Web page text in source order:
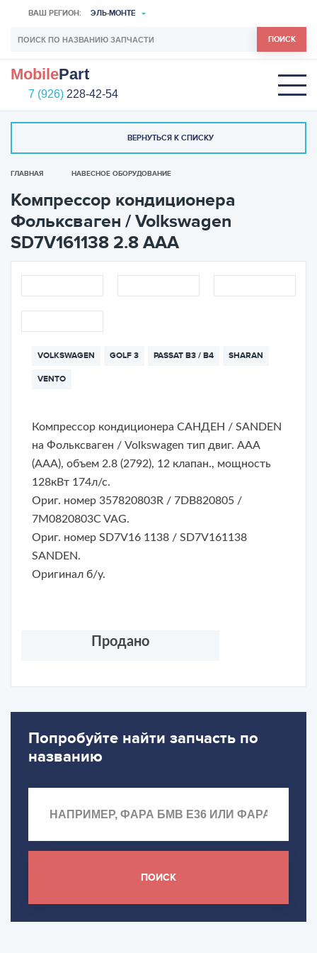
ВАШ РЕГИОН: ЭЛЬ-МОНТЕ
ПОИСК
MobilePart
7 (926) 228-42-54
ВЕРНУТЬСЯ К СПИСКУ
ГЛАВНАЯ НАВЕСНОЕ ОБОРУДОВАНИЕ
Компрессор кондиционера
Фольксваген / Volkswagen
SD7V161138 2.8 AAA
VOLKSWAGEN GOLF 3 PASSAT B3 / B4 SHARAN
VENTO
Компрессор кондиционера САНДЕН / SANDEN
на Фольксваген / Volkswagen тип двиг. AAA
(ААА), объем 2.8 (2792), 12 клапан., мощность
128кВт 174л/с.
Ориг. номер 357820803R / 7DB820805 /
7M0820803C VAG.
Ориг. номер SD7V16 1138 / SD7V161138
SANDEN.
Оригинал б/у.
Продано
Попробуйте найти запчасть по
названию
ПОИСК